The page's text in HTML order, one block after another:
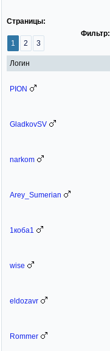
Фильтр:
Страницы:
1 2 3
Логин
PION
GladkovSV
narkom
Arey_Sumerian
1коба1
wise
eldozavr
Rommer